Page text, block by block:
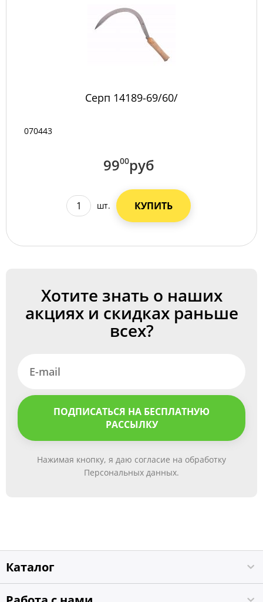
Серп 14189-69/60/
070443
9900руб
шт. КУПИТЬ
Хотите знать о наших
акциях и скидках раньше
всех?
ПОДПИСАТЬСЯ НА БЕСПЛАТНУЮ
РАССЫЛКУ
Нажимая кнопку, я даю согласие на обработку
Персональных данных.
Каталог